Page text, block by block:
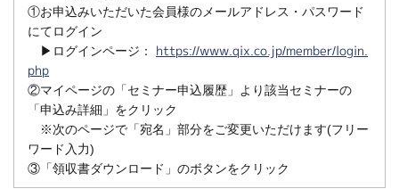
①お申込みいただいた会員様のメールアドレス・パスワード
にてログイン
▶ログインページ： https://www.qix.co.jp/member/login.
php
②マイページの「セミナー申込履歴」より該当セミナーの
「申込み詳細」をクリック
※次のページで「宛名」部分をご変更いただけます(フリー
ワード入力)
③「領収書ダウンロード」のボタンをクリック